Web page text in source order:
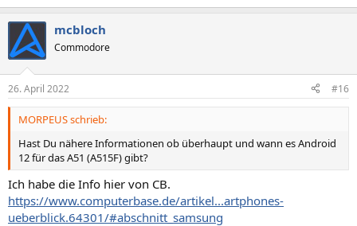
mcbloch
Commodore
26. April 2022 #16
MORPEUS schrieb:
Hast Du nähere Informationen ob überhaupt und wann es Android
12 für das A51 (A515F) gibt?
Ich habe die Info hier von CB.
https://www.computerbase.de/artikel...artphones-
ueberblick.64301/#abschnitt_samsung